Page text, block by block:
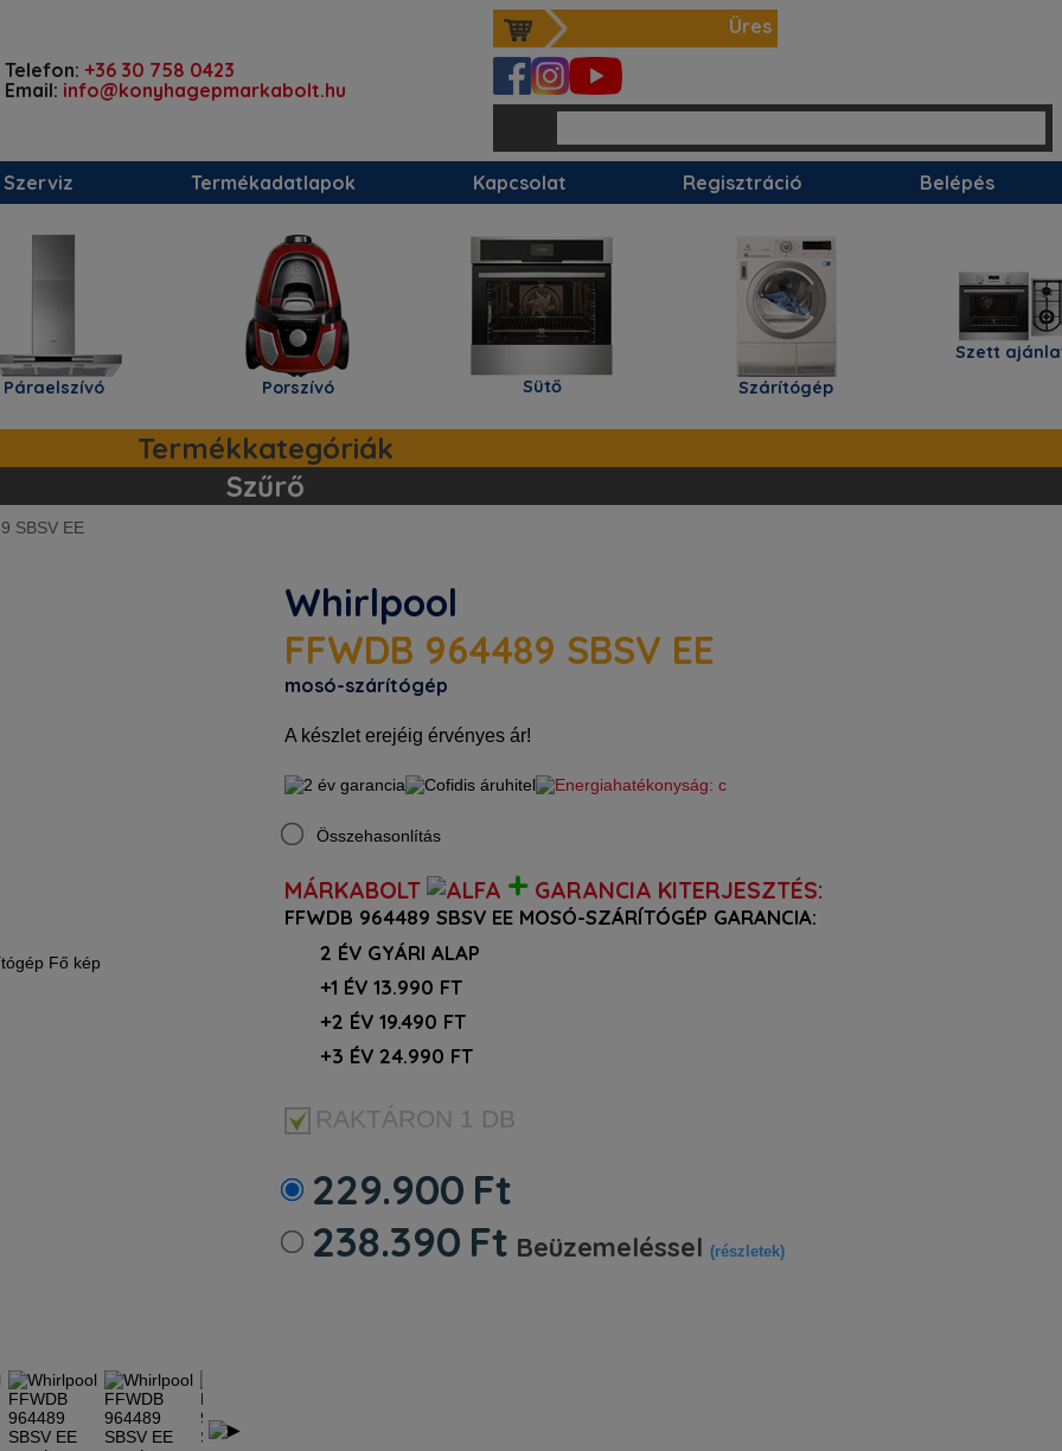
Üres
Telefon: +36 30 758 0423
Email: info@konyhagepmarkabolt.hu
Szerviz Termékadatlapok Kapcsolat Regisztráció Belépés
Porszívó Szárítógép
Szett ajánlataink
Termékkategóriák
Szűrő
SBSV EE
Whirlpool
FFWDB 964489 SBSV EE
mosó-szárítógép
A készlet erejéig érvényes ár!
Összehasonlítás
MÁRKABOLT + GARANCIA KITERJESZTÉS:
FFWDB 964489 SBSV EE MOSÓ-SZÁRÍTÓGÉP GARANCIA:
2 ÉV GYÁRI ALAP
+1 ÉV 13.990 FT
+2 ÉV 19.490 FT
+3 ÉV 24.990 FT
RAKTÁRON 1 DB
229.900 Ft
238.390 Ft Beüzemeléssel (részletek)